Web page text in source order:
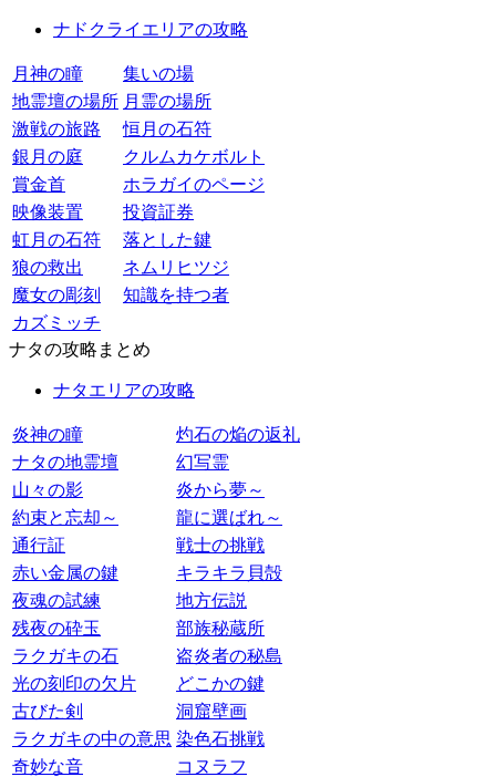
ナドクライエリアの攻略
月神の瞳
集いの場
地霊壇の場所 月霊の場所
激戦の旅路
恒月の石符
銀月の庭
クルムカケボルト
賞金首
ホラガイのページ
映像装置
投資証券
虹月の石符
落とした鍵
狼の救出
ネムリヒツジ
魔女の彫刻
知識を持つ者
カズミッチ
ナタの攻略まとめ
ナタエリアの攻略
炎神の瞳
灼石の焔の返礼
ナタの地霊壇
幻写霊
山々の影
炎から夢～
約束と忘却～
龍に選ばれ～
通行証
戦士の挑戦
赤い金属の鍵
キラキラ貝殻
夜魂の試練
地方伝説
残夜の砕玉
部族秘蔵所
ラクガキの石
盗炎者の秘島
光の刻印の欠片
どこかの鍵
古びた剣
洞窟壁画
ラクガキの中の意思 染色石挑戦
奇妙な音
コヌラフ